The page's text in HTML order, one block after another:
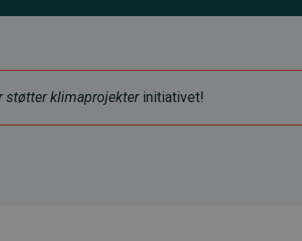
støtter klimaprojekterinitiativet!